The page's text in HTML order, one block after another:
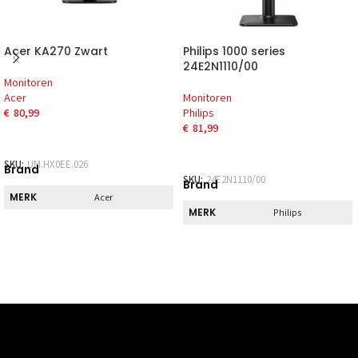
Acer KA270 Zwart
Monitoren
Acer
€ 80,99
SKU:UM.HX0EE.026
Brand
MERK Acer
Philips 1000 series
24E2N1110/00
Monitoren
Philips
€ 81,99
SKU:24E2N1110/00
Brand
MERK Philips